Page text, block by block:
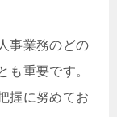
事業務のどの
も重要です。
握に努めてお